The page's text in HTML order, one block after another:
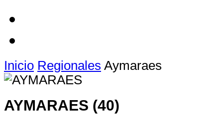
Inicio Regionales Aymaraes
AYMARAES (40)